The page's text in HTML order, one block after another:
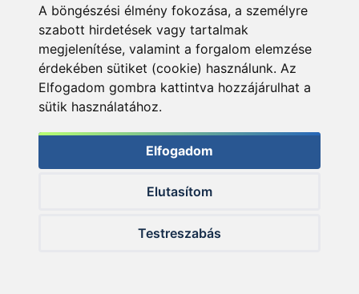
A böngészési élmény fokozása, a személyre
szabott hirdetések vagy tartalmak
megjelenítése, valamint a forgalom elemzése
érdekében sütiket (cookie) használunk. Az
Elfogadom gombra kattintva hozzájárulhat a
sütik használatához.
Elfogadom
Elutasítom
Testreszabás